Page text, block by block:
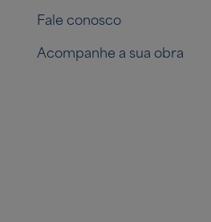
Fale conosco
Acompanhe a sua obra